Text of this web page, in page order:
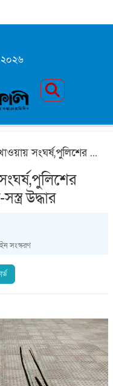
শ্রীপুরে ছাগলে শাঁক খাওয়ায় সংঘর্ষ,পুলিশের সাড়াশি অভিযানে দেশীয় অস্ত্র-সস্ত্র উদ্ধার
উদ্ধার
সংস্করণ